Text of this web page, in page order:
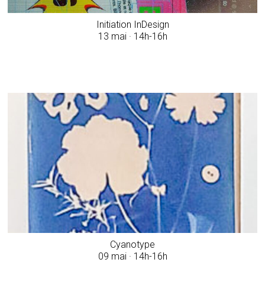
Initiation InDesign
13 mai · 14h-16h
Cyanotype
09 mai · 14h-16h